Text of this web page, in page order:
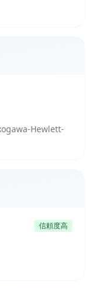
Hewlett-
信頼度高